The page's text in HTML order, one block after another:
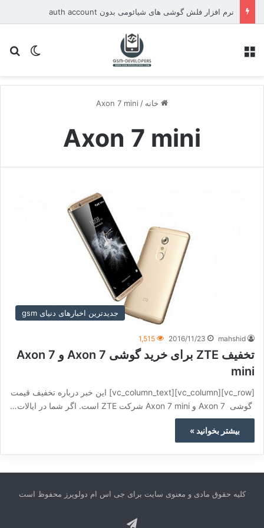
نرم افزار فلش گوشی های شیائومی بدون auth account
تغییر
خانه /
Axon 7 mini
Axon 7 mini
جدیدترین اخبارهای دنیای gsm
mahshid
2016/11/23
1,515
تخفیف ZTE برای خرید گوشی Axon 7 و Axon 7
mini
[vc_row][vc_column][vc_column_text] این خبر درباره تخفیف قیمت
گوشی Axon 7 و Axon 7 mini شرکت ZTE است. اگر شما در ایالات…
بیشتر بخوانید »
کلیه حقوق مادی و معنوی سایت برای جی اس ام دولوپرز محفوظ است
تلگرام